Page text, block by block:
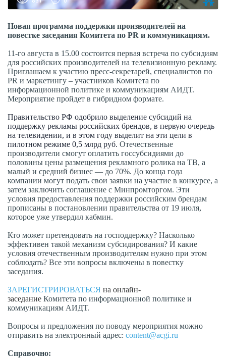
Новая программа поддержки производителей на
повестке заседания Комитета по PR и коммуникациям.
11-го августа в 15.00 состоится первая встреча по субсидиям
для российских производителей на телевизионную рекламу.
Приглашаем к участию пресс-секретарей, специалистов по
PR и маркетингу – участников Комитета по
информационной политике и коммуникациям АИДТ.
Мероприятие пройдет в гибридном формате.
Правительство РФ одобрило выделение субсидий на
поддержку рекламы российских брендов, в первую очередь
на телевидении, и в этом году выделит на эти цели в
пилотном режиме 0,5 млрд руб. Отечественные
производители смогут оплатить госсубсидиями до
половины цены размещения рекламного ролика на ТВ, а
малый и средний бизнес — до 70%. До конца года
компании могут подать свои заявки на участие в конкурсе, а
затем заключить соглашение с Минпромторгом. Эти
условия предоставления поддержки российским брендам
прописаны в постановлении правительства от 19 июля,
которое уже утвердил кабмин.
Кто может претендовать на господдержку? Насколько
эффективен такой механизм субсидирования? И какие
условия отечественным производителям нужно при этом
соблюдать? Все эти вопросы включены в повестку
заседания.
ЗАРЕГИСТРИРОВАТЬСЯ на онлайн-
заседание Комитета по информационной политике и
коммуникациям АИДТ.
Вопросы и предложения по поводу мероприятия можно
отправить на электронный адрес: content@acgi.ru
Справочно: